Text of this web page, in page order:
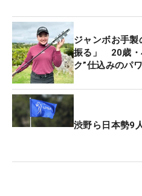
ジャンボお手製
振る」 20歳・
ク”仕込みのパ
渋野ら日本勢9